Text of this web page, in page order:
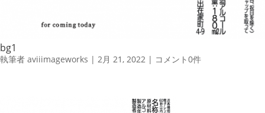
bg1
執筆者 aviiimageworks | 2月 21, 2022 | コメント0件